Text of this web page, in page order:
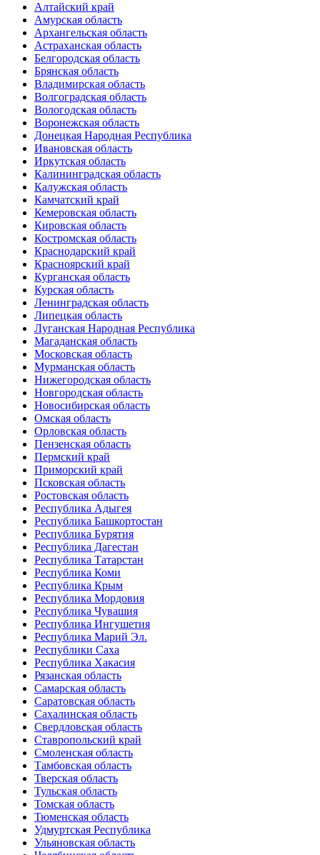
Алтайский край
Амурская область
Архангельская область
Астраханская область
Белгородская область
Брянская область
Владимирская область
Волгоградская область
Вологодская область
Воронежская область
Донецкая Народная Республика
Ивановская область
Иркутская область
Калининградская область
Калужская область
Камчатский край
Кемеровская область
Кировская область
Костромская область
Краснодарский край
Красноярский край
Курганская область
Курская область
Ленинградская область
Липецкая область
Луганская Народная Республика
Магаданская область
Московская область
Мурманская область
Нижегородская область
Новгородская область
Новосибирская область
Омская область
Орловская область
Пензенская область
Пермский край
Приморский край
Псковская область
Ростовская область
Республика Адыгея
Республика Башкортостан
Республика Бурятия
Республика Дагестан
Республика Татарстан
Республика Коми
Республика Крым
Республика Мордовия
Республика Чувашия
Республика Ингушетия
Республика Марий Эл.
Республики Саха
Республика Хакасия
Рязанская область
Самарская область
Саратовская область
Сахалинская область
Свердловская область
Ставропольский край
Смоленская область
Тамбовская область
Тверская область
Тульская область
Томская область
Тюменская область
Удмуртская Республика
Ульяновская область